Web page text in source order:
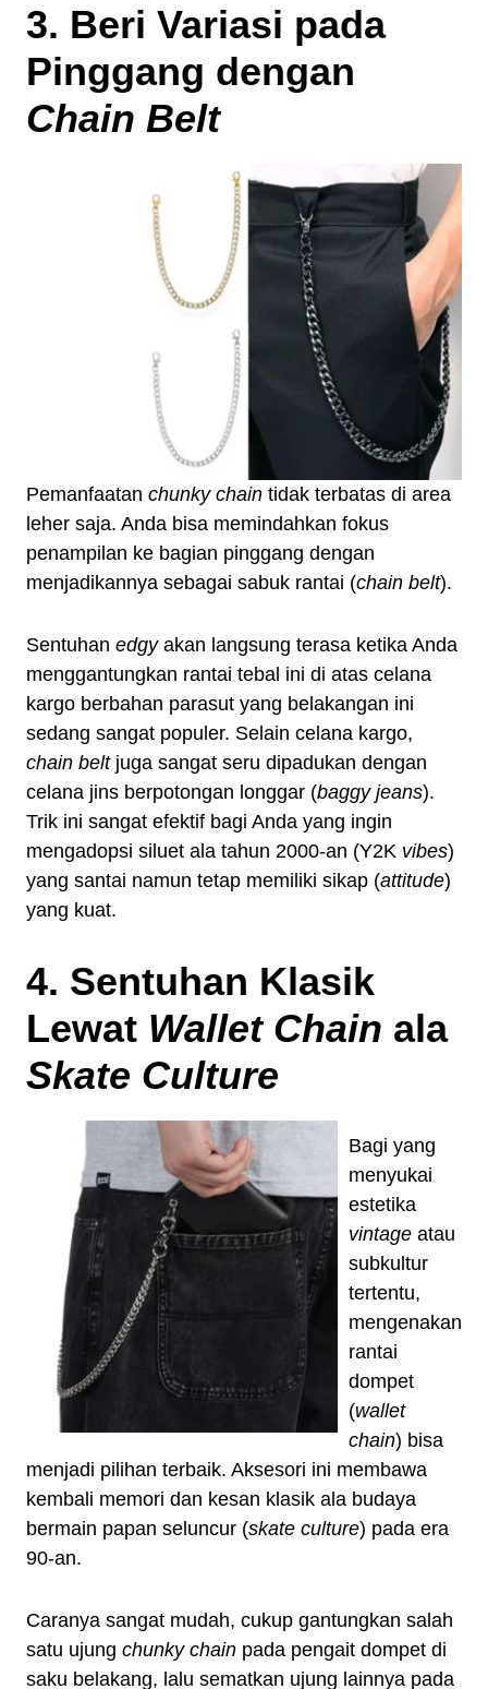
3. Beri Variasi pada
Pinggang dengan
Chain Belt
Pemanfaatan chunky chain tidak terbatas di area
leher saja. Anda bisa memindahkan fokus
penampilan ke bagian pinggang dengan
menjadikannya sebagai sabuk rantai (chain belt).
Sentuhan edgyakan langsung terasa ketika Anda
menggantungkan rantai tebal ini di atas celana
kargo berbahan parasut yang belakangan ini
sedang sangat populer. Selain celana kargo,
chain beltjuga sangat seru dipadukan dengan
celana jins berpotongan longgar (baggy jeans).
Trik ini sangat efektif bagi Anda yang ingin
mengadopsi siluet ala tahun 2000-an (Y2K vibes)
yang santai namun tetap memiliki sikap (attitude)
yang kuat.
4. Sentuhan Klasik
Lewat Wallet Chain ala
Skate Culture
Bagi yang
menyukai
estetika
vintage atau
subkultur
tertentu,
mengenakan
rantai
dompet
(wallet
chain) bisa
menjadi pilihan terbaik. Aksesori ini membawa
kembali memori dan kesan klasik ala budaya
bermain papan seluncur (skate culture) pada era
90-an.
Caranya sangat mudah, cukup gantungkan salah
satu ujung chunky chain pada pengait dompet di
saku belakang, lalu sematkan ujung lainnya pada